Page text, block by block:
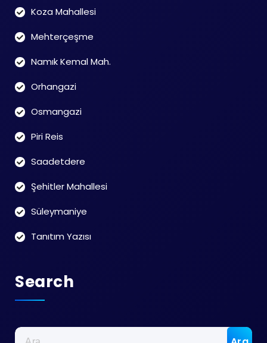
Koza Mahallesi
Mehterçeşme
Namık Kemal Mah.
Orhangazi
Osmangazi
Piri Reis
Saadetdere
Şehitler Mahallesi
Süleymaniye
Tanıtım Yazısı
Search
Arama: